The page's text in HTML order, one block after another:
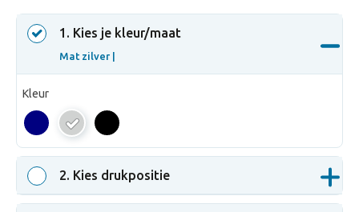
1 . Kies je kleur/maat
Mat zilver |
Kleur
Mat
zilver
2. Kies drukpositie